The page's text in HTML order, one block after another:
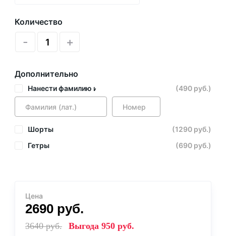
Количество
- +
Дополнительно
Нанести фамилию и номер (490 руб.)
Шорты
(1290 руб.)
Гетры
(690 руб.)
Цена
2690 руб.
3640руб. Выгода 950 руб.